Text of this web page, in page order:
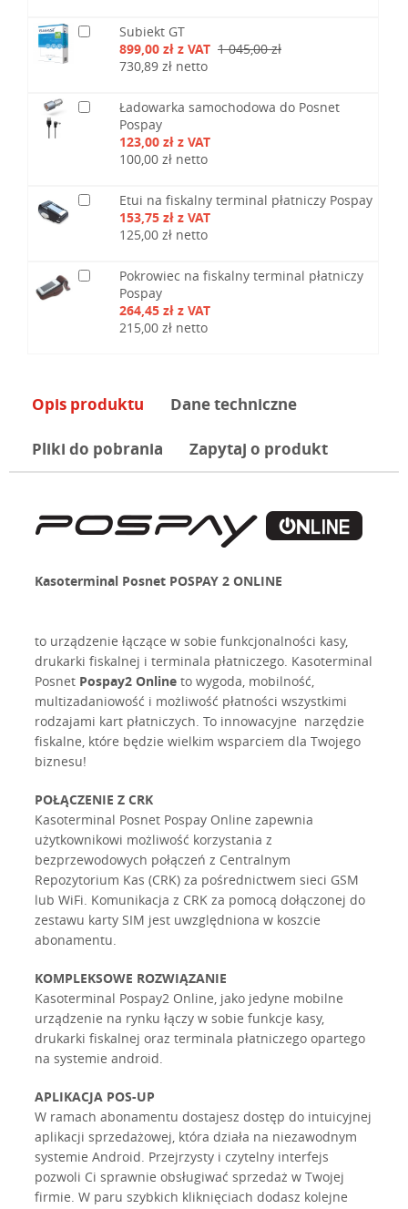
Subiekt GT
899,00 zł z VAT 1 045,00 zł
730,89 zł netto
Ładowarka samochodowa do Posnet
Pospay
123,00 zł z VAT
100,00 zł netto
Etui na fiskalny terminal płatniczy Pospay
153,75 zł z VAT
125,00 zł netto
Pokrowiec na fiskalny terminal płatniczy
Pospay
264,45 zł z VAT
215,00 zł netto
Opis produktu Dane techniczne
Pliki do pobrania Zapytaj o produkt
Kasoterminal Posnet POSPAY 2 ONLINE
to urządzenie łączące w sobie funkcjonalności kasy,
drukarki fiskalnej i terminala płatniczego. Kasoterminal
Posnet Pospay2 Online to wygoda, mobilność,
multizadaniowość i możliwość płatności wszystkimi
rodzajami kart płatniczych. To innowacyjne narzędzie
fiskalne, które będzie wielkim wsparciem dla Twojego
biznesu!
POŁĄCZENIE Z CRK
Kasoterminal Posnet Pospay Online zapewnia
użytkownikowi możliwość korzystania z
bezprzewodowych połączeń z Centralnym
Repozytorium Kas (CRK) za pośrednictwem sieci GSM
lub WiFi. Komunikacja z CRK za pomocą dołączonej do
zestawu karty SIM jest uwzględniona w koszcie
abonamentu.
KOMPLEKSOWE ROZWIĄZANIE
Kasoterminal Pospay2 Online, jako jedyne mobilne
urządzenie na rynku łączy w sobie funkcje kasy,
drukarki fiskalnej oraz terminala płatniczego opartego
na systemie android.
APLIKACJA POS-UP
W ramach abonamentu dostajesz dostęp do intuicyjnej
aplikacji sprzedażowej, która działa na niezawodnym
systemie Android. Przejrzysty i czytelny interfejs
pozwoli Ci sprawnie obsługiwać sprzedaż w Twojej
firmie. W paru szybkich kliknięciach dodasz kolejne